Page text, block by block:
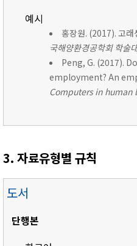
예시
홍장원. (2017). 고래
국해양환경공학회 학술
Peng, G. (2017).
employment? An
Computers in human
3. 자료유형별 규칙
도서
단행본